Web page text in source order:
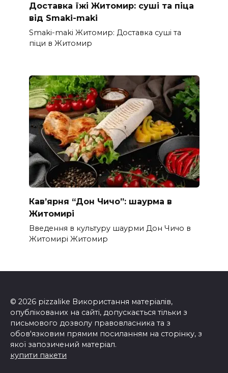
Доставка їжі Житомир: суші та піца
від Smaki-maki
Smaki-maki Житомир: Доставка суші та
піци в Житомир
Кав’ярня “Дон Чичо”: шаурма в
Житомирі
Введення в культуру шаурми Дон Чичо в
Житомирі Житомир
© 2026 pizzalike Використання матеріалів,
опублікованих на сайті, допускається тільки з
письмового дозволу правовласника та з
обов'язковим прямим посиланням на сторінку, з
якої запозичений матеріал.
купити пакети